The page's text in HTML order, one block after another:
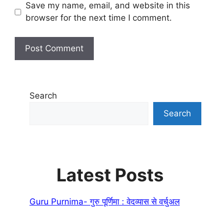
Save my name, email, and website in this
browser for the next time I comment.
Search
Search
Latest Posts
Guru Purnima- गुरु पूर्णिमा : वेदव्यास से वर्चुअल